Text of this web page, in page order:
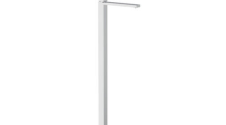
au